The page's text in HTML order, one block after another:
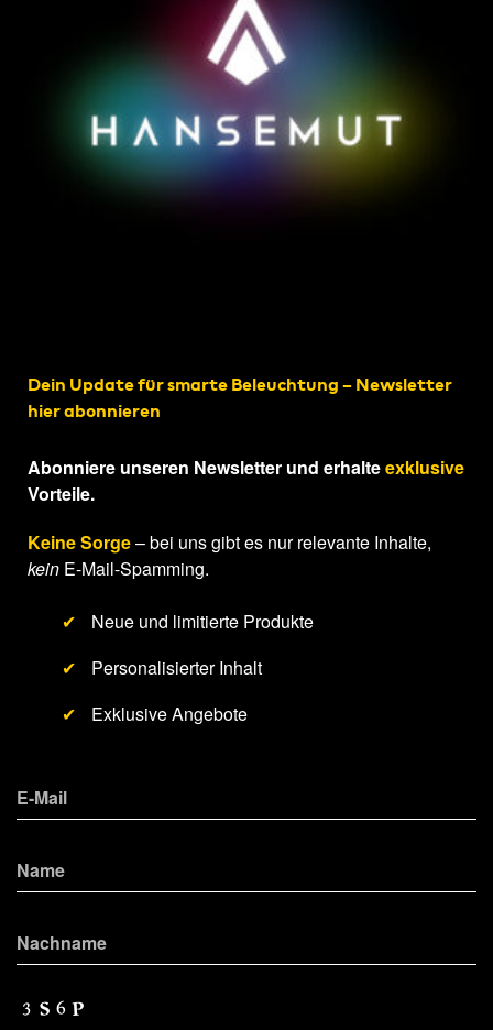
Dein Update für smarte Beleuchtung – Newsletter
hier abonnieren
Abonniere unseren Newsletter und erhalteexklusive
Vorteile.
Keine Sorge– bei uns gibt es nur relevante Inhalte,
kein E-Mail-Spamming.
✔
Neue und limitierte Produkte
✔
Personalisierter Inhalt
✔
Exklusive Angebote